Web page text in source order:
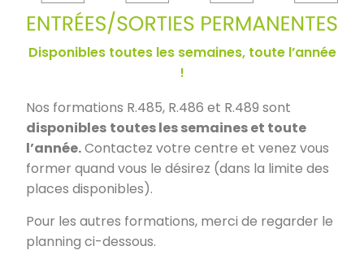
Disponibles toutes les semaines, toute l’année
!
Nos formations R.485, R.486 et R.489 sont
disponibles toutes les semaines et toute
l’année.Contactez votre centre et venez vous
former quand vous le désirez (dans la limite des
places disponibles).
Pour les autres formations, merci de regarder le
planning ci-dessous.